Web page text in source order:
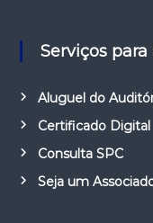
Serviços
Aluguel do
Certificado Digital
Consulta SPC
Seja um